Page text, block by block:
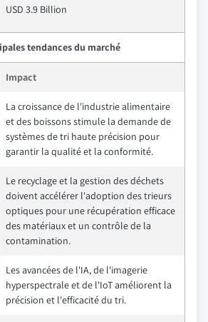
USD 3.9 Billion
tendances du marché
Impact
La croissance de l'industrie alimentaire
et des boissons stimule la demande de
systèmes de tri haute précision pour
garantir la qualité et la conformité.
Le recyclage et la gestion des déchets
doivent accélérer l'adoption des trieurs
optiques pour une récupération efficace
des matériaux et un contrôle de la
contamination.
Les avancées de l'IA, de l'imagerie
hyperspectrale et de l'IoT améliorent la
précision et l'efficacité du tri.